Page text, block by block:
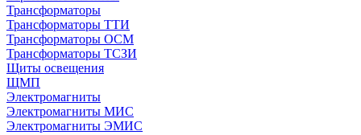
Трансформаторы
Трансформаторы ТТИ
Трансформаторы ОСМ
Трансформаторы ТСЗИ
Щиты освещения
ЩМП
Электромагниты
Электромагниты МИС
Электромагниты ЭМИС